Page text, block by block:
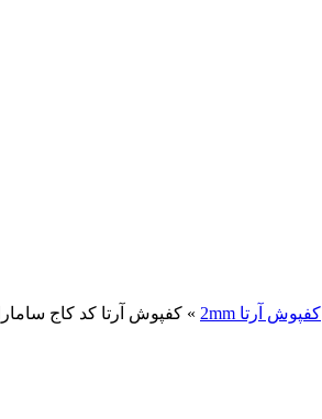
کفپوش آرتا 2mm » کفپوش آرتا کد کاج سامارا F02-009